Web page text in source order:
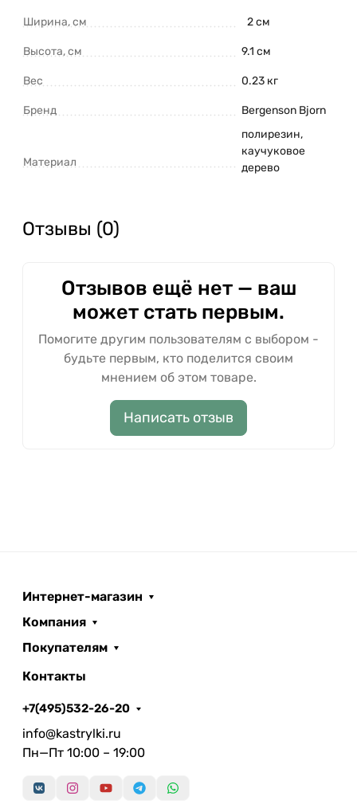
Ширина, см 2 см
Высота, см 9.1 см
Вес 0.23 кг
Бренд Bergenson Bjorn
Материал
полирезин,
каучуковое
дерево
Отзывы (0)
Отзывов ещё нет — ваш
может стать первым.
Помогите другим пользователям с выбором -
будьте первым, кто поделится своим
мнением об этом товаре.
Написать отзыв
Интернет-магазин
Компания
Покупателям
Контакты
+7(495)532-26-20
info@kastrylki.ru
Пн—Пт 10:00 – 19:00